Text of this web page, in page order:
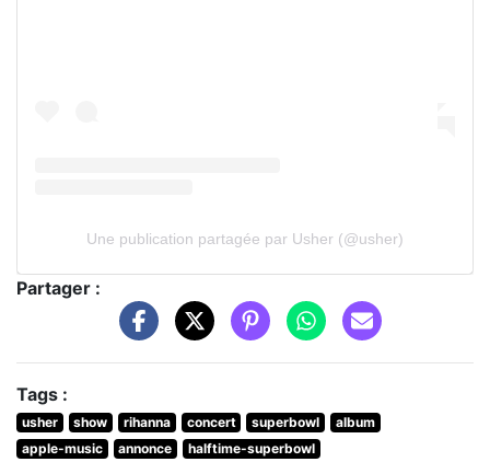
Une publication partagée par Usher (@usher)
Partager :
Tags :
usher show rihanna concert superbowl
album
apple-music
annonce halftime-superbowl